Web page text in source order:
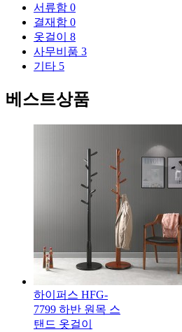
서류함 0
결재함 0
옷걸이 8
사무비품 3
기타 5
베스트상품
하이퍼스 HFG-
7799 하반 원목 스
탠드 옷걸이